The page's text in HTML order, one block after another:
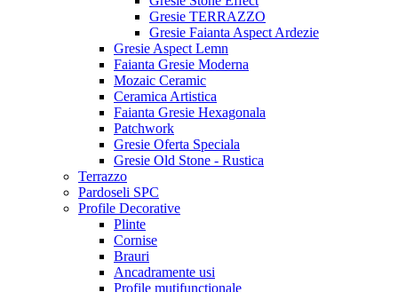
Gresie TERRAZZO
Gresie Faianta Aspect Ardezie
Gresie Aspect Lemn
Faianta Gresie Moderna
Mozaic Ceramic
Ceramica Artistica
Faianta Gresie Hexagonala
Patchwork
Gresie Oferta Speciala
Gresie Old Stone - Rustica
Terrazzo
Pardoseli SPC
Profile Decorative
Plinte
Cornise
Brauri
Ancadramente usi
Profile mutifunctionale